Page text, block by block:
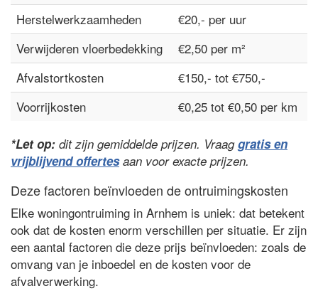
Herstelwerkzaamheden
€20,- per uur
Verwijderen vloerbedekking
€2,50 per m²
Afvalstortkosten
€150,- tot €750,-
Voorrijkosten
€0,25 tot €0,50 per km
*Let op: dit zijn gemiddelde prijzen. Vraaggratis en
vrijblijvend offertesaan voor exacte prijzen.
Deze factoren beïnvloeden de ontruimingskosten
Elke woningontruiming in Arnhem is uniek: dat betekent
ook dat de kosten enorm verschillen per situatie. Er zijn
een aantal factoren die deze prijs beïnvloeden: zoals de
omvang van je inboedel en de kosten voor de
afvalverwerking.